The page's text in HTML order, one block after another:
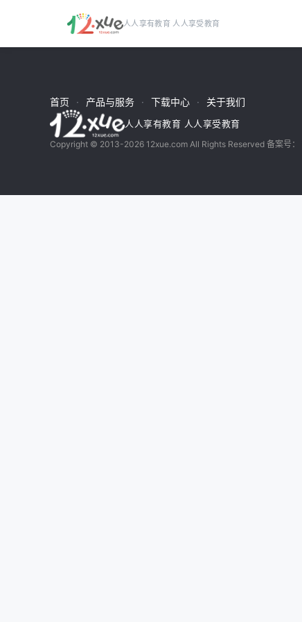
人人享有教育 人人享受教育
首页 产品与服务 下载中心 关于我们
人人享有教育 人人享受教育
Copyright © 2013-2026 12xue.com All Rights Reserved 备案号：